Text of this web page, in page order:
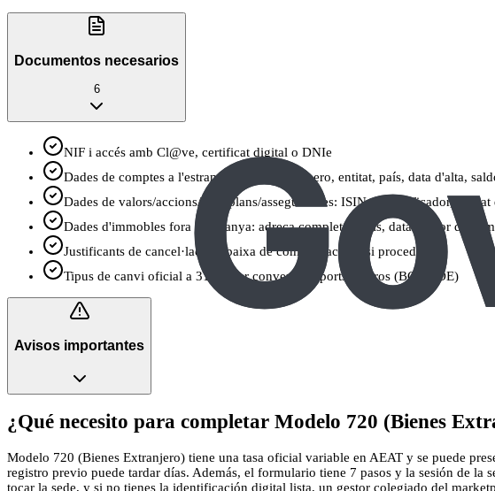
Documentos necesarios
6
NIF i accés amb Cl@ve, certificat digital o DNIe
Dades de comptes a l'estranger: IBAN o número, entitat, país, data d'alta,
Dades de valors/accions/fons/plans/assegurances: ISIN o identificador,
Dades d'immobles fora d'Espanya: adreça completa i país, data i valor de
Justificants de cancel·lació o baixa de comptes/actius (si procedeix)
Tipus de canvi oficial a 31/12 per convertir imports a euros (BCE/BOE)
Avisos importantes
¿Qué necesito para completar Modelo 720 (Bienes
Modelo 720 (Bienes Extranjero) tiene una tasa oficial variable en AEAT y se puede
registro previo puede tardar días. Además, el formulario tiene 7 pasos y la sesión de la
tocar la sede, y si no tienes la identificación digital lista, un gestor colegiado del